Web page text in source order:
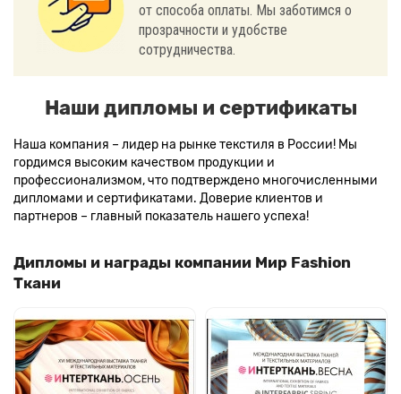
от способа оплаты. Мы заботимся о
прозрачности и удобстве
сотрудничества.
Наши дипломы и сертификаты
Наша компания – лидер на рынке текстиля в России! Мы
гордимся высоким качеством продукции и
профессионализмом, что подтверждено многочисленными
дипломами и сертификатами. Доверие клиентов и
партнеров – главный показатель нашего успеха!
Дипломы и награды компании Мир Fashion
Ткани